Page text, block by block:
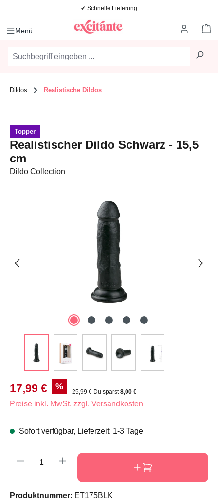
Zum Hauptinhalt springen✔ Schnelle Lieferung
Menü
Dildos Realistische Dildos
Topper
Realistischer Dildo Schwarz - 15,5
cm
Dildo Collection
Verkaufspreis:
17,99 € % Regulärer Preis:
25,99 €Du sparst8,00 €
Preise inkl. MwSt. zzgl. Versandkosten
Sofort verfügbar, Lieferzeit: 1-3 Tage
Produkt Anzahl: Gib den gewünschten
Produktnummer: ET175BLK